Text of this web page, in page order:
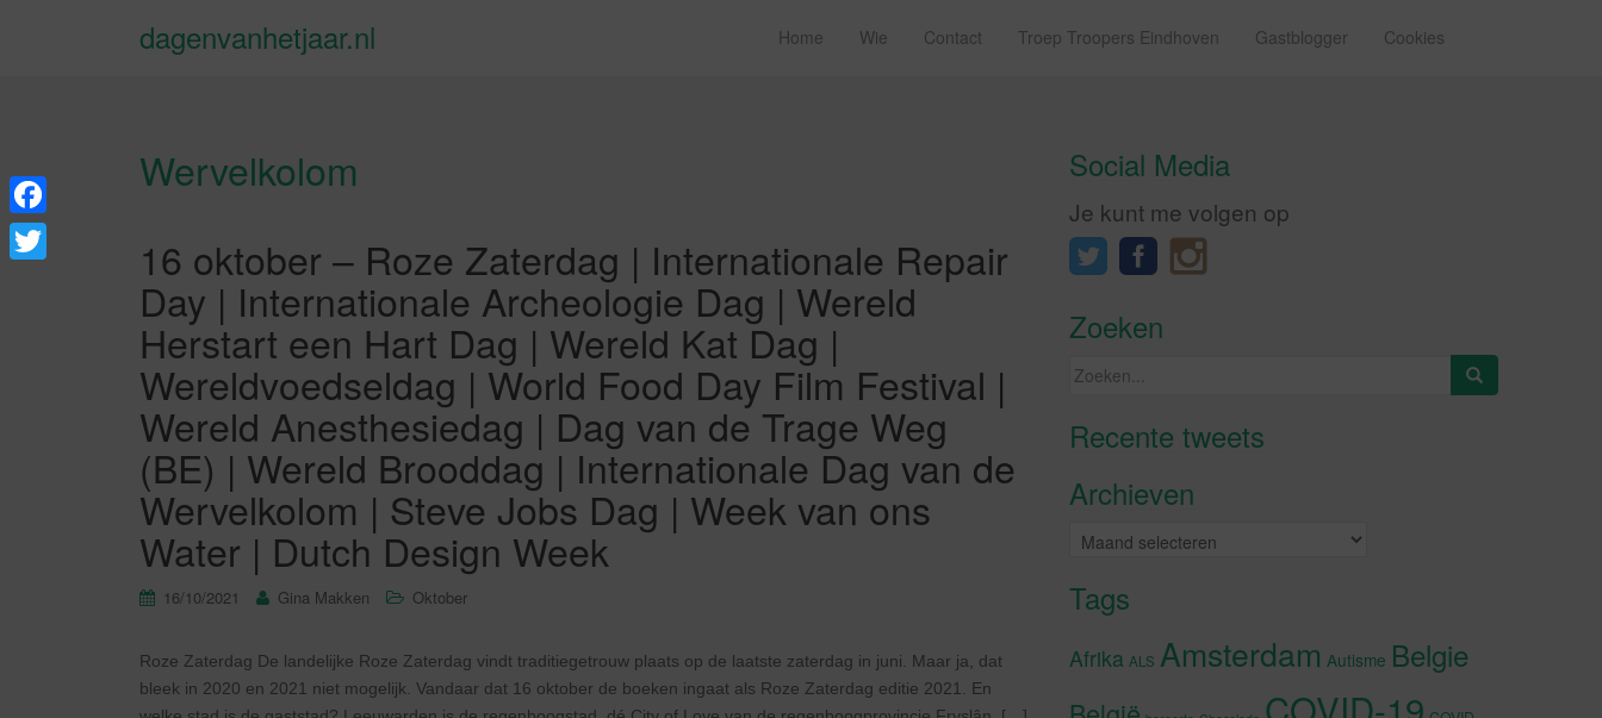
dagenvanhetjaar.nl Home Wie Contact Troep Troopers Eindhoven Gastblogger Cookies
Wervelkolom
16 oktober – Roze Zaterdag | Internationale Repair
Day | Internationale Archeologie Dag | Wereld
Herstart een Hart Dag | Wereld Kat Dag |
Wereldvoedseldag | World Food Day Film Festival |
Wereld Anesthesiedag | Dag van de Trage Weg
(BE) | Wereld Brooddag | Internationale Dag van de
Wervelkolom | Steve Jobs Dag | Week van ons
Water | Dutch Design Week
16/10/2021 Gina Makken Oktober
Roze Zaterdag De landelijke Roze Zaterdag vindt traditiegetrouw plaats op de laatste zaterdag in juni. Maar ja, dat
bleek in 2020 en 2021 niet mogelijk. Vandaar dat 16 oktober de boeken ingaat als Roze Zaterdag editie 2021. En
Social Media
Je kunt me volgen op
Zoeken
Zoeken
Recente tweetsKlik om marketing cookies te
Archieven
Archieven
Tags
Afrika ALS Amsterdam Autisme Belgie
F